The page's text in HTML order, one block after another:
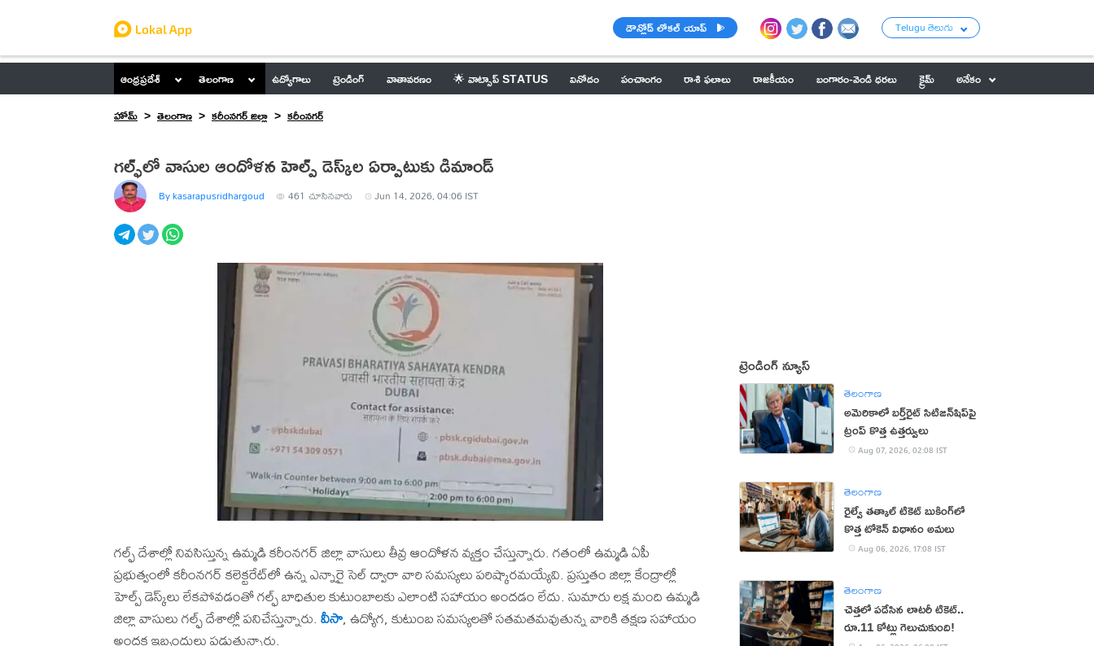
డౌన్లోడ్ లోకల్ యాప్ Telugu తెలుగు
ఆంధ్రప్రదేశ్ తెలంగాణ ఉద్యోగాలు ట్రెండింగ్ వాతావరణం 🌟 వాట్సాప్ STATUS వినోదం పంచాంగం రాశి ఫలాలు రాజకీయం బంగారం-వెండి ధరలు క్రైమ్
అనేకం
హోమ్
తెలంగాణ కరీంనగర్ జిల్లా కరీంనగర్
గల్ఫ్‌లో వాసుల ఆందోళన హెల్ప్ డెస్క్‌ల ఏర్పాటుకు డిమాండ్
By kasarapusridhargoud 461 చూసినవారు Jun 14, 2026, 04:06 IST
గల్ఫ్ దేశాల్లో నివసిస్తున్న ఉమ్మడి కరీంనగర్ జిల్లా వాసులు తీవ్ర ఆందోళన వ్యక్తం చేస్తున్నారు. గతంలో ఉమ్మడి ఏపీ
ప్రభుత్వంలో కరీంనగర్ కలెక్టరేట్‌లో ఉన్న ఎన్నారై సెల్ ద్వారా వారి సమస్యలు పరిష్కారమయ్యేవి. ప్రస్తుతం జిల్లా కేంద్రాల్లో
హెల్ప్ డెస్క్‌లు లేకపోవడంతో గల్ఫ్ బాధితుల కుటుంబాలకు ఎలాంటి సహాయం అందడం లేదు. సుమారు లక్ష మంది ఉమ్మడి
జిల్లా వాసులు గల్ఫ్ దేశాల్లో పనిచేస్తున్నారు.వీసా, ఉద్యోగ, కుటుంబ సమస్యలతో సతమతమవుతున్న వారికి తక్షణ సహాయం
అందక ఇబ్బందులు పడుతున్నారు.
ట్రెండింగ్ న్యూస్
తెలంగాణ
అమెరికాలో బర్త్‌రైట్ సిటిజన్‌షిప్‌పై
ట్రంప్ కొత్త ఉత్తర్వులు
Aug 07, 2026, 02:08 IST
తెలంగాణ
రైల్వే తత్కాల్ టికెట్ బుకింగ్‌లో
కొత్త టోకెన్ విధానం అమలు
Aug 06, 2026, 17:08 IST
తెలంగాణ
చెత్తలో పడేసిన లాటరీ టికెట్..
రూ.11 కోట్లు గెలుచుకుంది!